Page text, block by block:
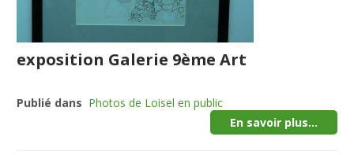
exposition Galerie 9ème Art
Publié dans Photos de Loisel en public
En savoir plus...